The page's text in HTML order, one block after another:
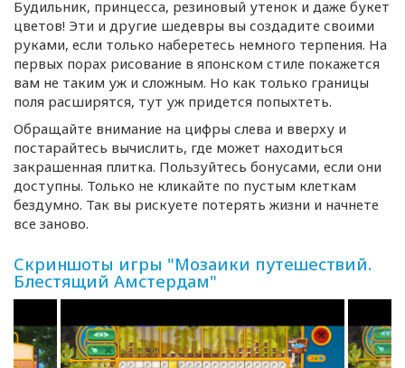
Будильник, принцесса, резиновый утенок и даже букет
цветов! Эти и другие шедевры вы создадите своими
руками, если только наберетесь немного терпения. На
первых порах рисование в японском стиле покажется
вам не таким уж и сложным. Но как только границы
поля расширятся, тут уж придется попыхтеть.
Обращайте внимание на цифры слева и вверху и
постарайтесь вычислить, где может находиться
закрашенная плитка. Пользуйтесь бонусами, если они
доступны. Только не кликайте по пустым клеткам
бездумно. Так вы рискуете потерять жизни и начнете
все заново.
Скриншоты игры "Мозаики путешествий.
Блестящий Амстердам"